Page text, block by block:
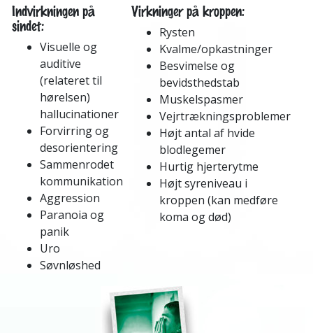
Indvirkningen på
sindet:
Visuelle og
auditive
(relateret til
hørelsen)
hallucinationer
Forvirring og
desorientering
Sammenrodet
kommunikation
Aggression
Paranoia og
panik
Uro
Søvnløshed
Virkninger på kroppen:
Rysten
Kvalme/opkastninger
Besvimelse og
bevidsthedstab
Muskelspasmer
Vejrtrækningsproblemer
Højt antal af hvide
blodlegemer
Hurtig hjerterytme
Højt syreniveau i
kroppen (kan medføre
koma og død)